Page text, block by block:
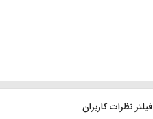
فیلتر نظرات کاربران